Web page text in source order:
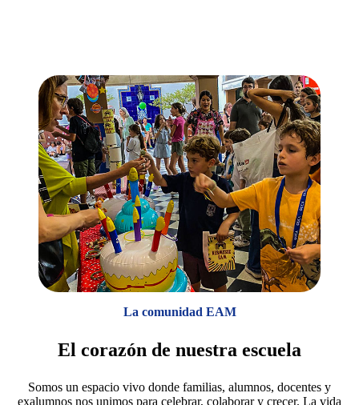
La comunidad EAM
El corazón de nuestra escuela
Somos un espacio vivo donde familias, alumnos, docentes y
exalumnos nos unimos para celebrar, colaborar y crecer. La vida